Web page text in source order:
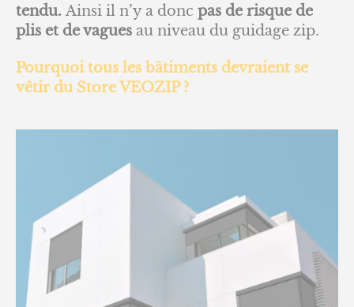
tendu. Ainsi il n’y a donc pas de risque de
plis et de vagues au niveau du guidage zip.
Pourquoi tous les bâtiments devraient se
vêtir du Store VEOZIP ?